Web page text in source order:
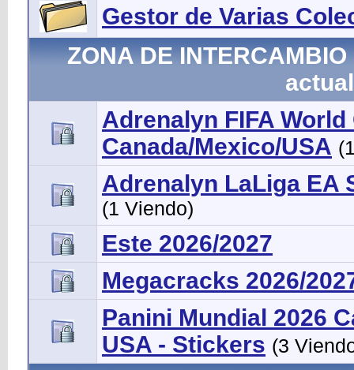
Gestor de Varias
ZONA DE
Adrenalyn FIFA
Canada/Mexico/USA
Adrenalyn LaLiga EA
(1 Viendo)
Este 2026/2027
Megacracks 2026/
Panini Mundial 2026
USA - Stickers (3